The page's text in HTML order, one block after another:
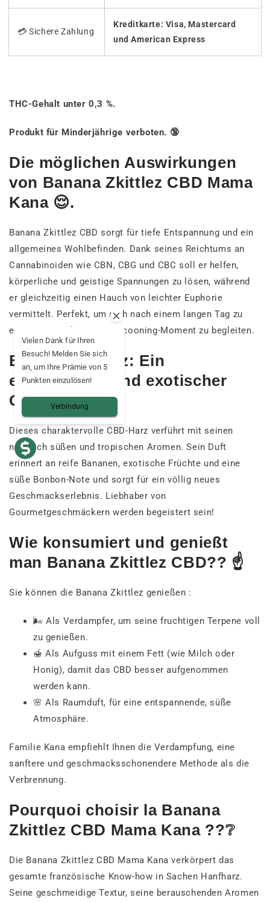
💳 Sichere Zahlung
Kreditkarte: Visa, Mastercard
und American Express
THC-Gehalt unter 0,3 %.
Produkt für Minderjährige verboten. 🔞
Die möglichen Auswirkungen
von Banana Zkittlez CBD Mama
Kana 😌.
Banana Zkittlez CBD sorgt für tiefe Entspannung und ein
allgemeines Wohlbefinden. Dank seines Reichtums an
Cannabinoiden wie CBN, CBG und CBC soll er helfen,
körperliche und geistige Spannungen zu lösen, während
er gleichzeitig einen Hauch von leichter Euphorie
vermittelt. Perfekt, um sich nach einem langen Tag zu
entspannen oder einen Cocooning-Moment zu begleiten.
Banana Zkittlez: Ein
einzigartiger und exotischer
Geschmack 😋.
Dieses charaktervolle CBD-Harz verführt mit seinen
natürlich süßen und tropischen Aromen. Sein Duft
erinnert an reife Bananen, exotische Früchte und eine
süße Bonbon-Note und sorgt für ein völlig neues
Geschmackserlebnis. Liebhaber von
Gourmetgeschmäckern werden begeistert sein!
Wie konsumiert und genießt
man Banana Zkittlez CBD?? ☝️
Sie können die Banana Zkittlez genießen :
🌬️ Als Verdampfer, um seine fruchtigen Terpene voll
zu genießen.
🍯 Als Aufguss mit einem Fett (wie Milch oder
Honig), damit das CBD besser aufgenommen
werden kann.
🌸 Als Raumduft, für eine entspannende, süße
Atmosphäre.
Familie Kana empfiehlt Ihnen die Verdampfung, eine
sanftere und geschmacksschonendere Methode als die
Verbrennung.
Pourquoi choisir la Banana
Zkittlez CBD Mama Kana ??❔
Die Banana Zkittlez CBD Mama Kana verkörpert das
gesamte französische Know-how in Sachen Hanfharz.
Seine geschmeidige Textur, seine berauschenden Aromen
Vielen Dank für Ihren
Besuch! Melden Sie sich
an, um Ihre Prämie von 5
Punkten einzulösen!
Verbindung